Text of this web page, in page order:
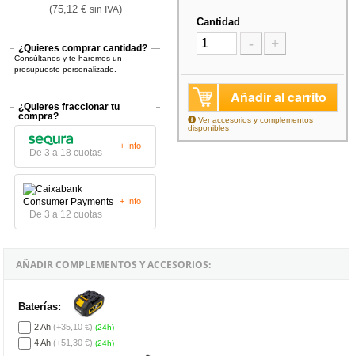
(75,12 € sin IVA)
¿Quieres comprar cantidad?
Consúltanos y te haremos un
presupuesto personalizado.
¿Quieres fraccionar tu
compra?
De 3 a 18 cuotas
+ Info
De 3 a 12 cuotas
+ Info
Cantidad
- +
Añadir al carrito
Ver accesorios y complementos
disponibles
AÑADIR COMPLEMENTOS Y ACCESORIOS:
Baterías:
2 Ah (+35,10 €) (24h)
4 Ah (+51,30 €) (24h)